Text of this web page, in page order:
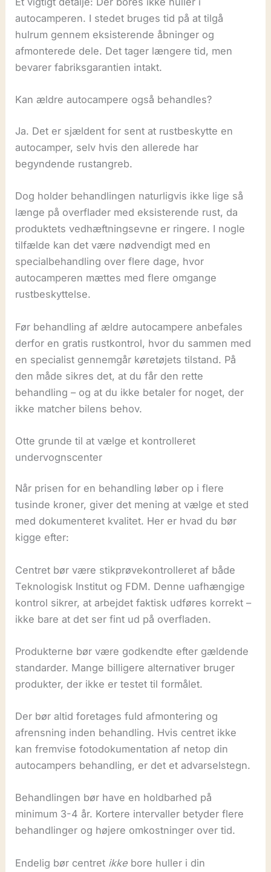
autocamperen. I stedet bruges tid på at tilgå
hulrum gennem eksisterende åbninger og
afmonterede dele. Det tager længere tid, men
bevarer fabriksgarantien intakt.
Kan ældre autocampere også behandles?
Ja. Det er sjældent for sent at rustbeskytte en
autocamper, selv hvis den allerede har
begyndende rustangreb.
Dog holder behandlingen naturligvis ikke lige så
længe på overflader med eksisterende rust, da
produktets vedhæftningsevne er ringere. I nogle
tilfælde kan det være nødvendigt med en
specialbehandling over flere dage, hvor
autocamperen mættes med flere omgange
rustbeskyttelse.
Før behandling af ældre autocampere anbefales
derfor en gratis rustkontrol, hvor du sammen med
en specialist gennemgår køretøjets tilstand. På
den måde sikres det, at du får den rette
behandling – og at du ikke betaler for noget, der
ikke matcher bilens behov.
Otte grunde til at vælge et kontrolleret
undervognscenter
Når prisen for en behandling løber op i flere
tusinde kroner, giver det mening at vælge et sted
med dokumenteret kvalitet. Her er hvad du bør
kigge efter:
Centret bør være stikprøvekontrolleret af både
Teknologisk Institut og FDM. Denne uafhængige
kontrol sikrer, at arbejdet faktisk udføres korrekt –
ikke bare at det ser fint ud på overfladen.
Produkterne bør være godkendte efter gældende
standarder. Mange billigere alternativer bruger
produkter, der ikke er testet til formålet.
Der bør altid foretages fuld afmontering og
afrensning inden behandling. Hvis centret ikke
kan fremvise fotodokumentation af netop din
autocampers behandling, er det et advarselstegn.
Behandlingen bør have en holdbarhed på
minimum 3-4 år. Kortere intervaller betyder flere
behandlinger og højere omkostninger over tid.
Endelig bør centret ikke bore huller i din